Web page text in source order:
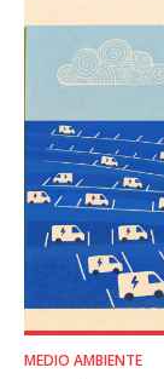
MEDIO AMBIENTE